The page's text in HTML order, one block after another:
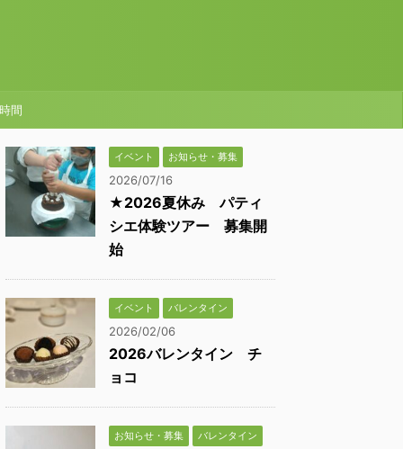
間
イベント お知らせ・募集
2026/07/16
★2026夏休み パティ
シエ体験ツアー 募集開
始
イベント バレンタイン
2026/02/06
2026バレンタイン チ
ョコ
お知らせ・募集 バレンタイン